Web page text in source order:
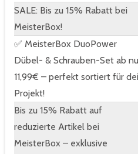
SALE: Bis zu 15% Rabatt bei
MeisterBox!
✅ MeisterBox DuoPower
Dübel- & Schrauben-Set ab
11,99€ – perfekt sortiert für
Projekt!
Bis zu 15% Rabatt auf
reduzierte Artikel bei
MeisterBox – exklusive